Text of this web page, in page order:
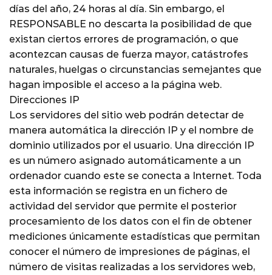
días del año, 24 horas al día. Sin embargo, el
RESPONSABLE no descarta la posibilidad de que
existan ciertos errores de programación, o que
acontezcan causas de fuerza mayor, catástrofes
naturales, huelgas o circunstancias semejantes que
hagan imposible el acceso a la página web.
Direcciones IP
Los servidores del sitio web podrán detectar de
manera automática la dirección IP y el nombre de
dominio utilizados por el usuario. Una dirección IP
es un número asignado automáticamente a un
ordenador cuando este se conecta a Internet. Toda
esta información se registra en un fichero de
actividad del servidor que permite el posterior
procesamiento de los datos con el fin de obtener
mediciones únicamente estadísticas que permitan
conocer el número de impresiones de páginas, el
número de visitas realizadas a los servidores web,